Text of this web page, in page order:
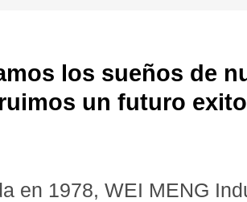
los sueños de
un futuro
en 1978, WEI MENG